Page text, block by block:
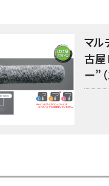
マル
古屋
ー”